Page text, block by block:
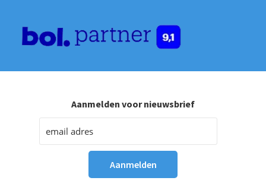
Aanmelden voor nieuwsbrief